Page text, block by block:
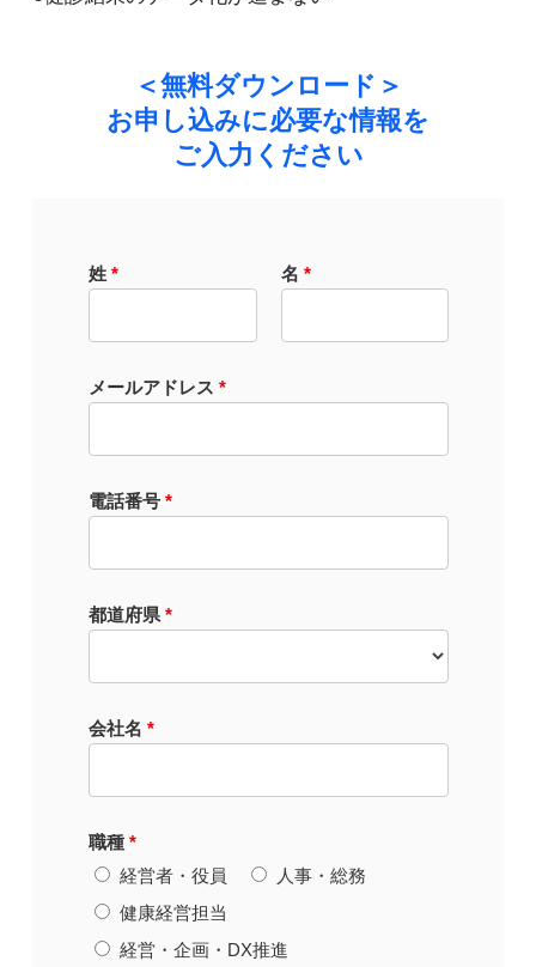
＜無料ダウンロード＞
お申し込みに必要な情報を
ご入力ください